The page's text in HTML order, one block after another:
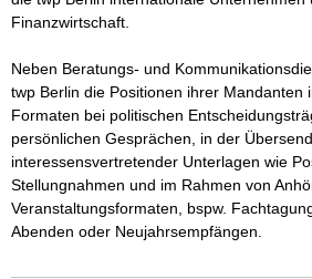
Finanzwirtschaft.
Neben Beratungs- und
twp Berlin die Positionen ihrer Mandanten
Formaten bei politischen
persönlichen Gesprächen, in der
interessensvertretender Unterlagen wie
Stellungnahmen und im Rahmen von
Veranstaltungsformaten, bspw.
Abenden oder Neujahrsempfängen.